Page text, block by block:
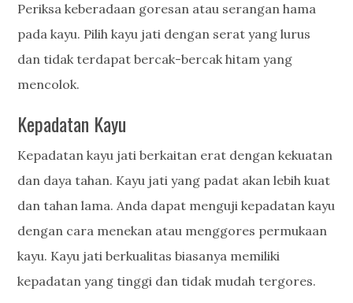
Periksa keberadaan goresan atau serangan hama
pada kayu. Pilih kayu jati dengan serat yang lurus
dan tidak terdapat bercak-bercak hitam yang
mencolok.
Kepadatan Kayu
Kepadatan kayu jati berkaitan erat dengan kekuatan
dan daya tahan. Kayu jati yang padat akan lebih kuat
dan tahan lama. Anda dapat menguji kepadatan kayu
dengan cara menekan atau menggores permukaan
kayu. Kayu jati berkualitas biasanya memiliki
kepadatan yang tinggi dan tidak mudah tergores.